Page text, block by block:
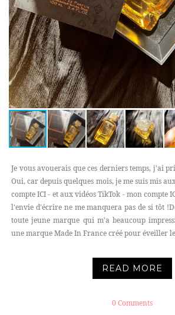
Je vous avouerais que ces derniers temps, j'ai
Oui, car depuis quelques mois, je me suis mis
compte ICI - et aux vidéos TikTok - mon compte
l'envie d'écrire ne me manquera pas de si tôt
toute jeune marque qui m'a beaucoup
une marque Made In France créé pour éveiller
READ MORE
0 Comments